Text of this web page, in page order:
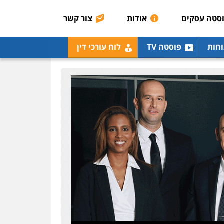
עסקים אודות צור קשר
פוסטה TV לוח עורכי דין
מנשה, אלמוג – עורכי דין
פלילי עבירות תנועה
צווארון לבן תעבורה עורכי
דין לענייני אסירים מעצרים
0546470989
עו"ד אבי כהן
פלילי פשיעה חמורה
קטינים אלימות סמים
עבירות מין
0523647066
ויקי שמואל – משרד עו"ד
משפט פלילי
0528959600